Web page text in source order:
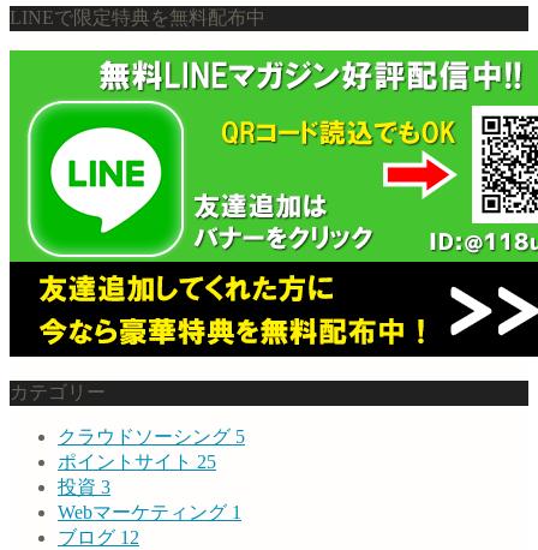
LINEで限定特典を無料配布中
カテゴリー
クラウドソーシング 5
ポイントサイト 25
投資 3
Webマーケティング 1
ブログ 12